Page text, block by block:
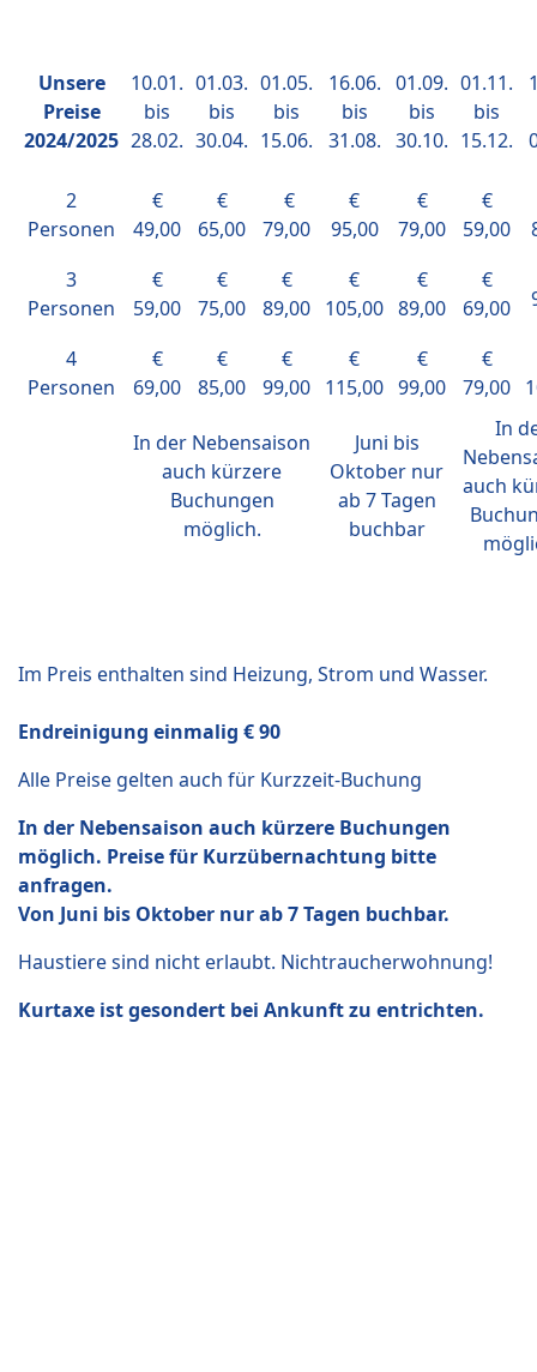
Unsere
Preise
2024/2025
10.01.
bis
28.02.
01.03.
bis
30.04.
01.05.
bis
15.06.
16.06.
bis
31.08.
01.09.
bis
30.10.
01.11.
bis
15.12.
2
Personen
€
49,00
€
65,00
€
79,00
€
95,00
€
79,00
€
59,00
3
Personen
€
59,00
€
75,00
€
89,00
€
105,00
€
89,00
€
69,00
4
Personen
€
69,00
€
85,00
€
99,00
€
115,00
€
99,00
€
79,00
In der Nebensaison
auch kürzere
Buchungen
möglich.
Juni bis
Oktober nur
ab 7 Tagen
buchbar
In
auch
Im Preis enthalten sind Heizung, Strom und Wasser.
Endreinigung einmalig € 90
Alle Preise gelten auch für Kurzzeit-Buchung
In der Nebensaison auch kürzere Buchungen
möglich. Preise für Kurzübernachtung bitte
anfragen.
Von Juni bis Oktober nur ab 7 Tagen buchbar.
Haustiere sind nicht erlaubt. Nichtraucherwohnung!
Kurtaxe ist gesondert bei Ankunft zu entrichten.